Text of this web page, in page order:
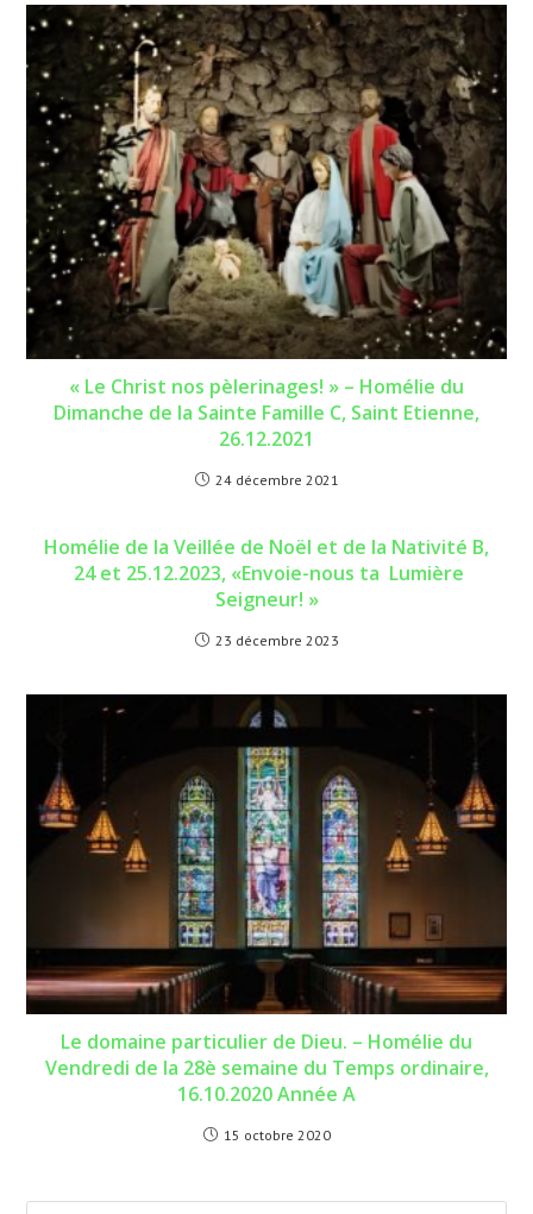
« Le Christ nos pèlerinages! » – Homélie du
Dimanche de la Sainte Famille C, Saint Etienne,
26.12.2021
24 décembre 2021
Homélie de la Veillée de Noël et de la Nativité B,
24 et 25.12.2023, «Envoie-nous ta Lumière
Seigneur! »
23 décembre 2023
Le domaine particulier de Dieu. – Homélie du
Vendredi de la 28è semaine du Temps ordinaire,
16.10.2020 Année A
15 octobre 2020